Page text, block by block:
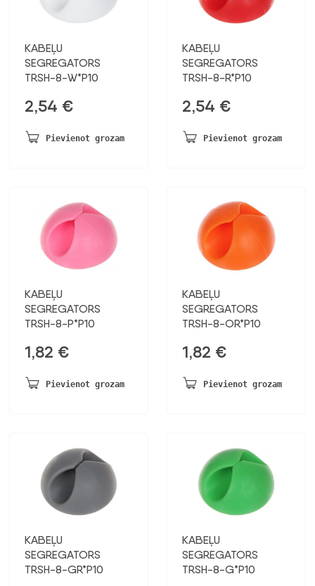
KABEĻU
SEGREGATORS
TRSH-8-W*P10
2,54 €
Pievienot grozam
KABEĻU
SEGREGATORS
TRSH-8-R*P10
2,54 €
Pievienot grozam
KABEĻU
SEGREGATORS
TRSH-8-P*P10
1,82 €
Pievienot grozam
KABEĻU
SEGREGATORS
TRSH-8-OR*P10
1,82 €
Pievienot grozam
KABEĻU
SEGREGATORS
TRSH-8-GR*P10
KABEĻU
SEGREGATORS
TRSH-8-G*P10